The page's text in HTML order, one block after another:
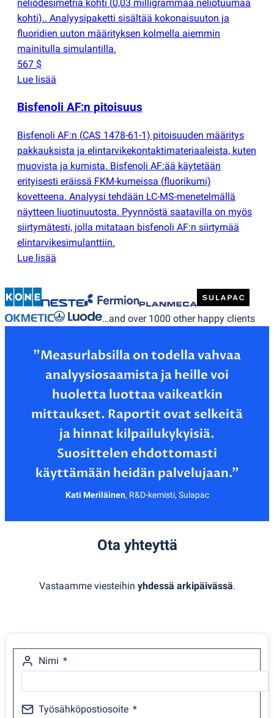
neliödesimetriä kohti (0,03 milligrammaa neliötuumaa
kohti).. Analyysipaketti sisältää kokonaisuuton ja
fluoridien uuton määrityksen kolmella aiemmin
mainitulla simulantilla.
567 $
Lue lisää
Bisfenoli AF:n pitoisuus
Bisfenoli AF:n (CAS 1478-61-1) pitoisuuden määritys
pakkauksista ja elintarvikekontaktimateriaaleista, kuten
muovista ja kumista. Bisfenoli AF:ää käytetään
erityisesti eräissä FKM-kumeissa (fluorikumi)
kovetteena. Analyysi tehdään LC-MS-menetelmällä
näytteen liuotinuutosta. Pyynnöstä saatavilla on myös
siirtymätesti, jolla mitataan bisfenoli AF:n siirtymää
elintarvikesimulanttiin.
Lue lisää
…and over 1000 other happy clients
”Measurlabsilla on todella vahvaa
analyysiosaamista ja heille voi
huoletta luottaa vaikeatkin
mittaukset. Raportit ovat selkeitä
ja hinnat kilpailukykyisiä.
Suosittelen ehdottomasti
Kati Meriläinen, R&D-kemisti, Sulapac
Ota yhteyttä
Vastaamme viesteihin yhdessä arkipäivässä.
Nimi
Työsähköpostiosoite